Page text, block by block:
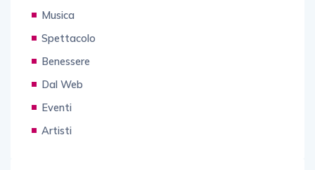
Musica
Spettacolo
Benessere
Dal Web
Eventi
Artisti